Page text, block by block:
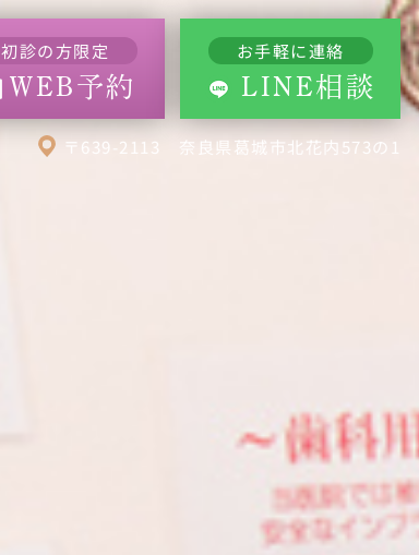
初診の方限定
WEB予約
お手軽に連絡
LINE相談
〒639-2113 奈良県葛城市北花内573の1